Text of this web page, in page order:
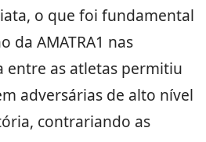
o que foi fundamental
da AMATRA1 nas
entre as atletas permitiu
adversárias de alto nível
contrariando as